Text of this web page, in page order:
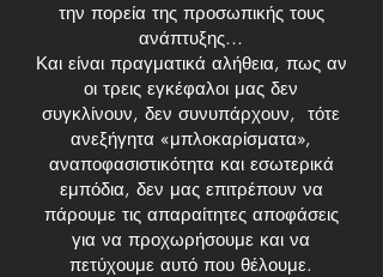
την πορεία της προσωπικής τους
ανάπτυξης…
Και είναι πραγματικά αλήθεια, πως αν
οι τρεις εγκέφαλοι μας δεν
συγκλίνουν, δεν συνυπάρχουν, τότε
ανεξήγητα «μπλοκαρίσματα»,
αναποφασιστικότητα και εσωτερικά
εμπόδια, δεν μας επιτρέπουν να
πάρουμε τις απαραίτητες αποφάσεις
για να προχωρήσουμε και να
πετύχουμε αυτό που θέλουμε.